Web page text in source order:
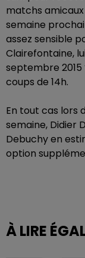
matchs
semaine
assez sensible
Clairefontaine,
septembre 2015
coups de 14h.
En tout cas lors
semaine, Didier
Debuchy en
option
À LIRE